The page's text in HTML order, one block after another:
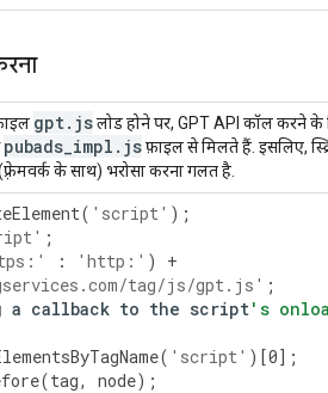
gpt. jsलोड होने पर, GPT API कॉल करने के
pubads impl . jsफ़ाइल से मिलते हैं. इसलिए,
के साथ) भरोसा करना गलत है.
( 'script' );
;
: 'http:' )
+
tag/js/gpt.js' ;
a callback to the script's
( 'script' )[0];
(tag, node);